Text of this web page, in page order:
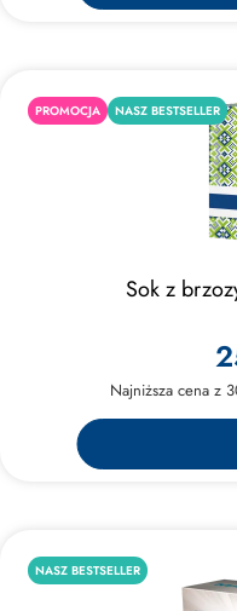
PROMOCJA NASZ BESTSELLER
Sok z
Najniższa cena z
NASZ BESTSELLER